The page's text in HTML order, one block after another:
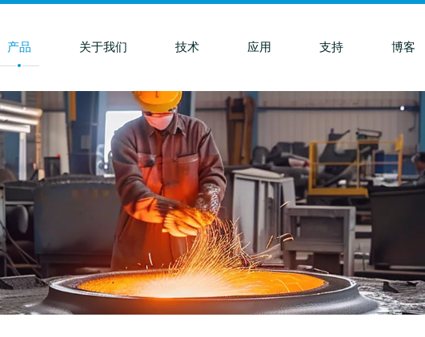
产品 关于我们 技术 应用 支持 博客